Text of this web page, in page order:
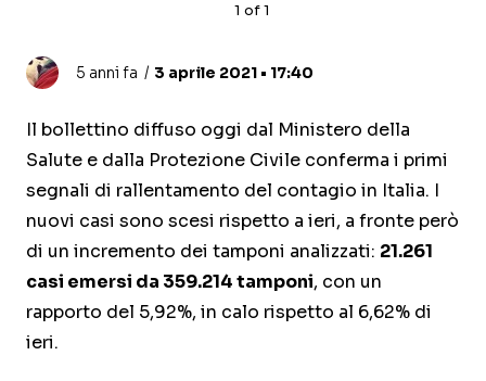
1 of1
5 anni fa 3 aprile 2021 • 17:40
Il bollettino diffuso oggi dal Ministero della
Salute e dalla Protezione Civile conferma i primi
segnali di rallentamento del contagio in Italia. I
nuovi casi sono scesi rispetto a ieri, a fronte però
di un incremento dei tamponi analizzati: 21.261
casi emersi da 359.214 tamponi, con un
rapporto del 5,92%, in calo rispetto al 6,62% di
ieri.